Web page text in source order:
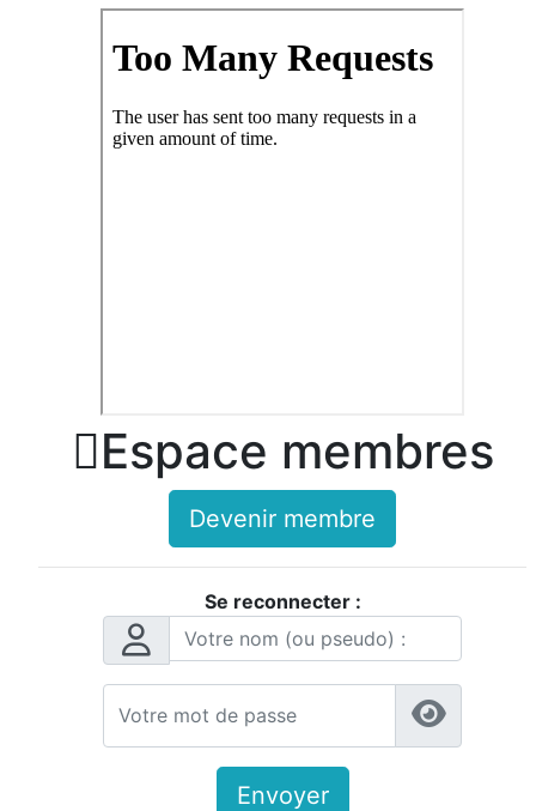
Espace membres
Devenir membre
Se reconnecter :
Envoyer